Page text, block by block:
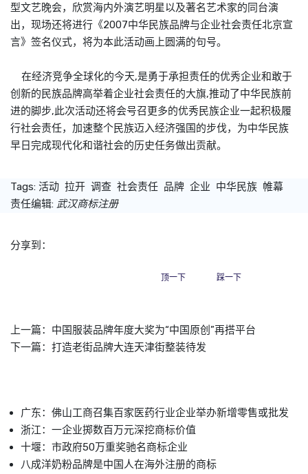
型文艺晚会，欣赏海内外演艺明星以及著名艺术家的同台演
出，现场还将进行《2007中华民族品牌与企业社会责任北京宣
言》签名仪式，将为本此活动画上圆满的句号。
在经济竞争全球化的今天,是勇于承担责任的优秀企业和敢于
创新的民族品牌高举着企业社会责任的大旗,推动了中华民族前
进的脚步,此次活动还将会号召更多的优秀民族企业一起积极履
行社会责任，加速整个民族迈入经济强国的步伐，为中华民族
早日完成现代化和谐社会的历史任务做出贡献。
Tags: 活动 拉开 调查 社会责任 品牌 企业 中华民族 帷幕
责任编辑: 武汉商标注册
分享到：
顶一下 踩一下
上一篇： 中国服装品牌年度大奖为“中国原创”再搭平台
下一篇： 打造老街品牌大连天津街整装待发
广东：佛山工商召集百家医药行业企业举办新增零售或批发
浙江：一企业掷数百万元深挖商标价值
十堰：市政府50万重奖驰名商标企业
八成洋奶粉品牌是中国人在海外注册的商标